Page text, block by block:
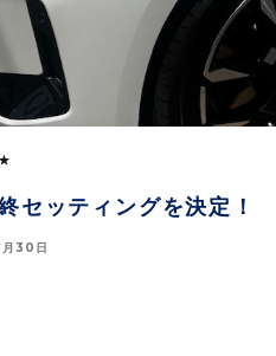
セッティングを決定！
30日